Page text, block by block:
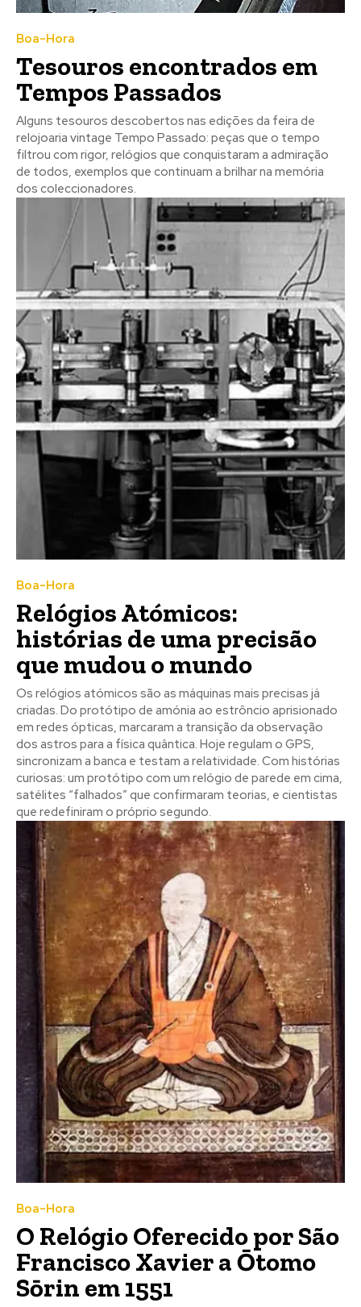
no seu email os artigos do mês transacto, ilustrações e
subscrever:
no seu email os artigos do mês transacto, ilustrações e
subscrever:
Boa-Hora
Tesouros encontrados em
Tempos Passados
Alguns tesouros descobertos nas edições da feira de
relojoaria vintage Tempo Passado: peças que o tempo
filtrou com rigor, relógios que conquistaram a admiração
de todos, exemplos que continuam a brilhar na memória
dos coleccionadores.
Boa-Hora
Relógios Atómicos:
histórias de uma precisão
que mudou o mundo
Os relógios atómicos são as máquinas mais precisas já
criadas. Do protótipo de amónia ao estrôncio aprisionado
em redes ópticas, marcaram a transição da observação
dos astros para a física quântica. Hoje regulam o GPS,
sincronizam a banca e testam a relatividade. Com histórias
curiosas: um protótipo com um relógio de parede em cima,
satélites “falhados” que confirmaram teorias, e cientistas
que redefiniram o próprio segundo.
Boa-Hora
O Relógio Oferecido por São
Francisco Xavier a Ōtomo
Sōrin em 1551